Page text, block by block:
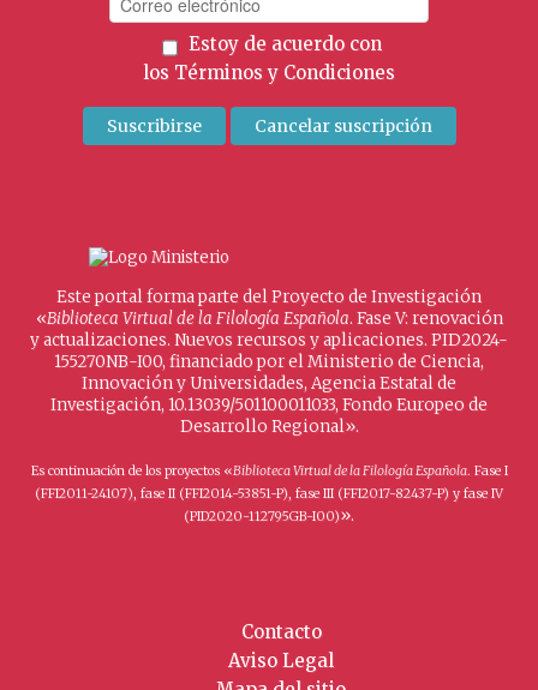
Estoy de acuerdo con
los Términos y Condiciones
Este portal forma parte del Proyecto de Investigación
«Biblioteca Virtual de la Filología Española. Fase V: renovación
y actualizaciones. Nuevos recursos y aplicaciones. PID2024-
155270NB-I00, financiado por el Ministerio de Ciencia,
Innovación y Universidades, Agencia Estatal de
Investigación, 10.13039/501100011033, Fondo Europeo de
Desarrollo Regional».
Es continuación de los proyectos «Biblioteca Virtual de la Filología Española. Fase I
(FFI2011-24107), fase II (FFI2014-53851-P), fase III (FFI2017-82437-P) y fase IV
(PID2020-112795GB-I00)».
Contacto
Aviso Legal